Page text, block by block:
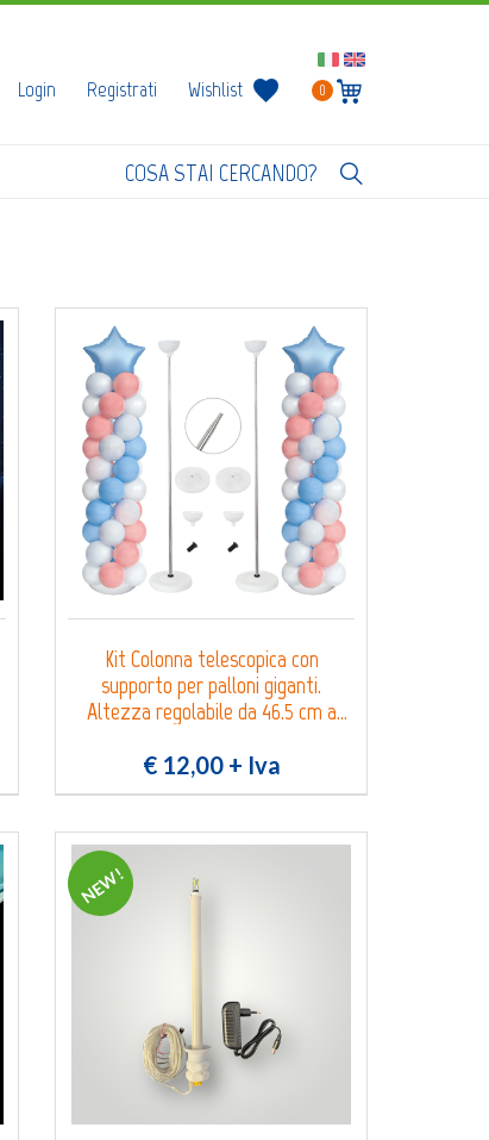
Login Registrati Wishlist 0
Kit Colonna telescopica con
supporto per palloni giganti.
Altezza regolabile da 46.5 cm a
€ 12,00+ Iva
NEW!